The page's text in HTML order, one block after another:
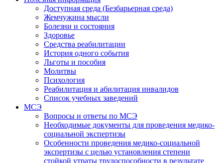
Доступная среда (Безбарьерная среда)
Жемчужина мысли
Болезни и состояния
Здоровье
Средства реабилитации
История одного события
Льготы и пособия
Молитвы
Психология
Реабилитация и абилитация инвалидов
Список учебных заведений
МСЭ
Вопросы и ответы по МСЭ
Необходимые документы для проведения медико-
социальной экспертизы
Особенности проведения медико-социальной
экспертизы с целью установления степени
стойкой утраты трудоспособности в результате